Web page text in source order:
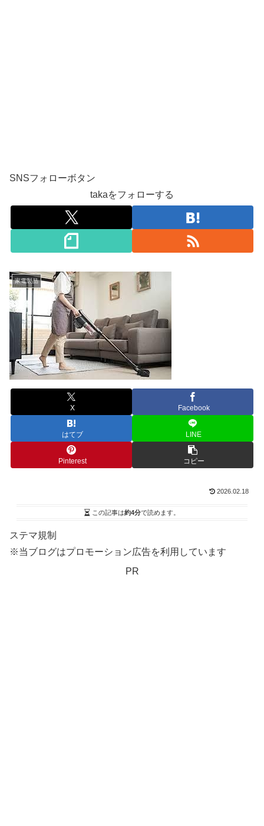
SNSフォローボタン
takaをフォローする
家電製品
X Facebook
はてブ LINE
Pinterest コピー
2026.02.18
この記事は約4分で読めます。
ステマ規制
※当ブログはプロモーション広告を利用しています
PR